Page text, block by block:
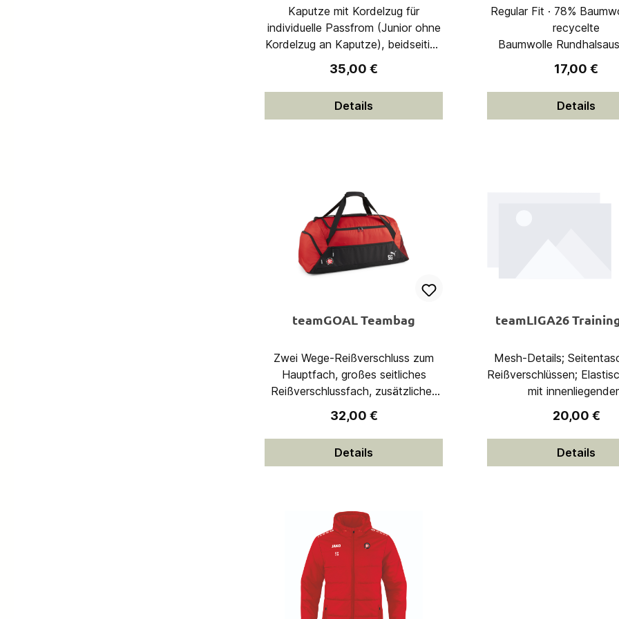
Kaputze mit Kordelzug für
individuelle Passfrom (Junior ohne
Kordelzug an Kaputze), beidseitige
Eingrifftaschen an der Vorderseite,
Reißverschluss an der Vorderseite
Regular Fit 68% Baumwolle BCI,
32% Polyester
Regulärer Preis:
35,00 €
Details
Regular Fit · 78%
recycelte
Baumwolle
Regulärer
17,00 €
Details
teamGOAL Teambag
Zwei Wege-Reißverschluss zum
Hauptfach, großes seitliches
Reißverschlussfach, zusätzliches
kleines seitliches
Reißverschlussfach, mit einem
Klettverschluss
zusammenschließbare Tragegriffe,
Regulärer Preis:
32,00 €
Details
teamLIGA26
Mesh-Details;
Reißverschlüssen;
mit
Kordelzug;
PUMA Formstripe-
grafischem
dryCELL · 100%
Regulärer
20,00 €
Details